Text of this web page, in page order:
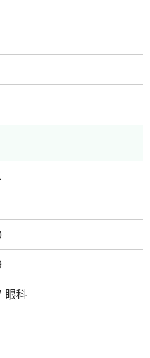
眼科